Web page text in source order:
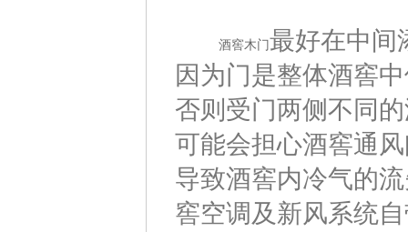
酒窖木门最好在中间
因为门是整体酒窖
否则受门两侧不同
可能会担心酒窖通
导致酒窖内冷气的
窖空调及新风系统